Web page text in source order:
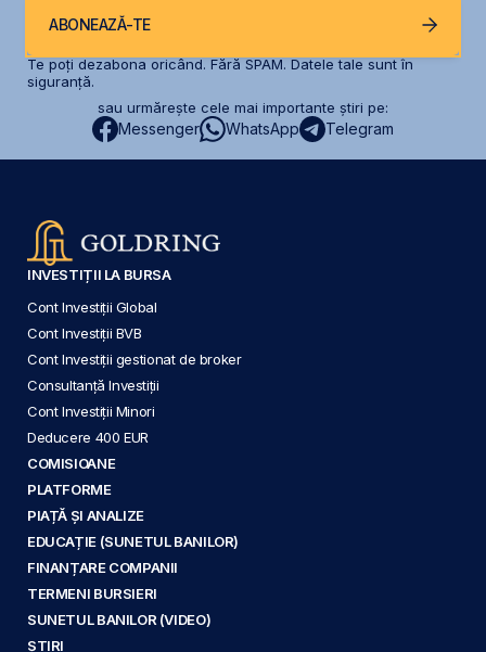
ABONEAZĂ-TE
Te poți dezabona oricând. Fără SPAM. Datele tale sunt în
siguranță.
sau urmărește cele mai importante știri pe:
Messenger WhatsApp Telegram
INVESTIȚII LA BURSA
Cont Investiții Global
Cont Investiții BVB
Cont Investiții gestionat de broker
Consultanță Investiții
Cont Investiții Minori
Deducere 400 EUR
COMISIOANE
PLATFORME
PIAȚĂ ȘI ANALIZE
EDUCAȚIE (SUNETUL BANILOR)
FINANȚARE COMPANII
TERMENI BURSIERI
SUNETUL BANILOR (VIDEO)
ȘTIRI